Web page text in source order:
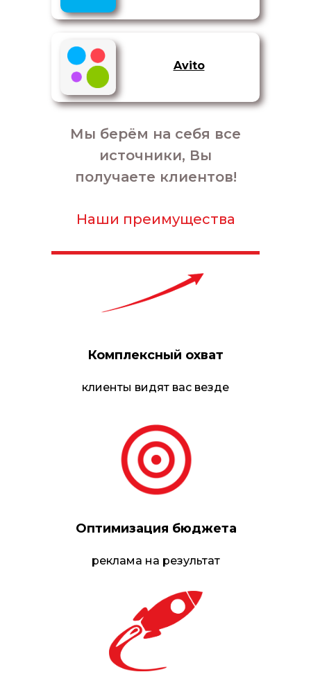
Мы берём на себя все
источники, Вы
получаете клиентов!
Наши преимущества
Avito
Комплексный охват
клиенты видят вас везде
Оптимизация бюджета
реклама на результат